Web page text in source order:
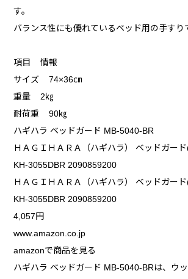
す。
バランス性にも優れているベッド用の手すり
項目 情報
サイズ 74×36㎝
重量 2㎏
耐荷重 90㎏
ハギハラ ベッドガード MB-5040-BR
ＨＡＧＩＨＡＲＡ（ハギハラ） ベッドガー
KH-3055DBR 2090859200
ＨＡＧＩＨＡＲＡ（ハギハラ） ベッドガー
KH-3055DBR 2090859200
4,057円
www.amazon.co.jp
amazonで商品を見る
ハギハラ ベッドガード MB-5040-BRは、ウ